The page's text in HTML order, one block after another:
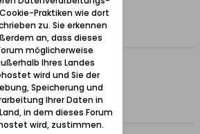
0 Likes
10:12
Hits0 Likes
17:28
Praktiken wie dort
zu. Sie erkennen
an, dass dieses
möglicherweise
Ihres Landes
wird und Sie der
Speicherung und
Ihrer Daten in
in dem dieses Forum
wird, zustimmen.